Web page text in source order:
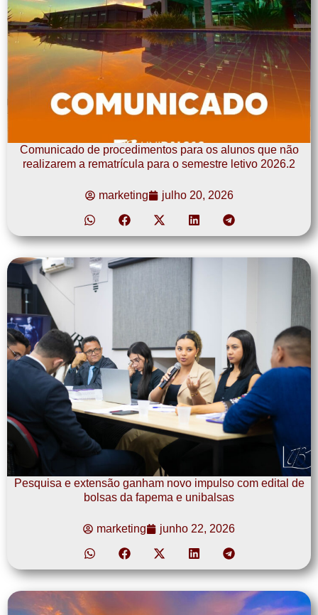
Comunicado de procedimentos para os alunos que não
realizarem a rematrícula para o semestre letivo 2026.2
marketing julho 20, 2026
Pesquisa e extensão ganham novo impulso com edital de
bolsas da fapema e unibalsas
marketing junho 22, 2026